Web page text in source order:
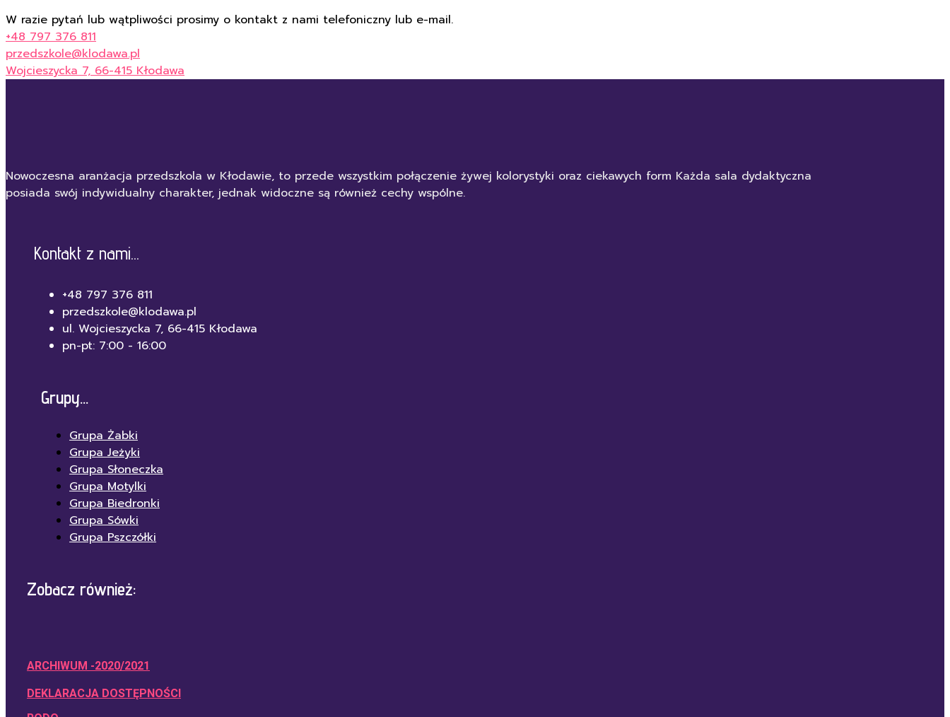
W razie pytań lub wątpliwości prosimy o kontakt z nami telefoniczny lub e-mail.
+48 797 376 811
przedszkole@klodawa.pl
Wojcieszycka 7, 66-415 Kłodawa
Nowoczesna aranżacja przedszkola w Kłodawie, to przede wszystkim połączenie żywej kolorystyki oraz ciekawych form Każda sala dydaktyczna
posiada swój indywidualny charakter, jednak widoczne są również cechy wspólne.
Kontakt z nami...
+48 797 376 811
przedszkole@klodawa.pl
ul. Wojcieszycka 7, 66-415 Kłodawa
pn-pt: 7:00 - 16:00
Grupy...
Grupa Żabki
Grupa Jeżyki
Grupa Słoneczka
Grupa Motylki
Grupa Biedronki
Grupa Sówki
Grupa Pszczółki
Zobacz również:
ARCHIWUM -2020/2021
DEKLARACJA DOSTĘPNOŚCI